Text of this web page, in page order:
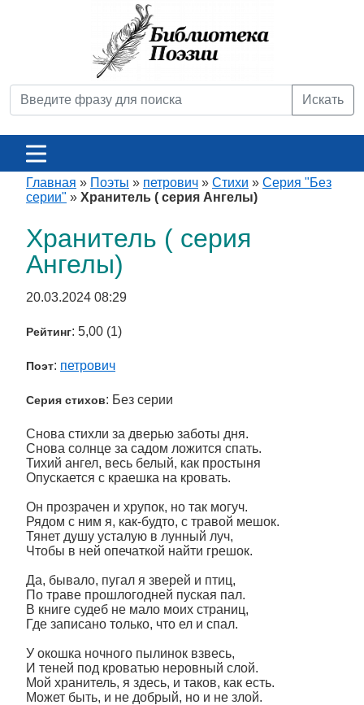
Искать
Главная » Поэты » петрович » Стихи » Серия "Без
серии" » Хранитель ( серия Ангелы)
Хранитель ( серия
Ангелы)
20.03.2024 08:29
Рейтинг: 5,00 (1)
Поэт: петрович
Серия стихов: Без серии
­­­­­­Снова стихли за дверью заботы дня.
Снова солнце за садом ложится спать.
Тихий ангел, весь белый, как простыня
Опускается с краешка на кровать.
Он прозрачен и хрупок, но так могуч.
Рядом с ним я, как-будто, с травой мешок.
Тянет душу усталую в лунный луч,
Чтобы в ней опечаткой найти грешок.
Да, бывало, пугал я зверей и птиц,
По траве прошлогодней пуская пал.
В книге судеб не мало моих страниц,
Где записано только, что ел и спал.
У окошка ночного пылинок взвесь,
И теней под кроватью неровный слой.
Мой хранитель, я здесь, и таков, как есть.
Может быть, и не добрый, но и не злой.